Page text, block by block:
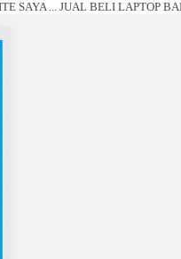
BELI LAPTOP BARU DAN